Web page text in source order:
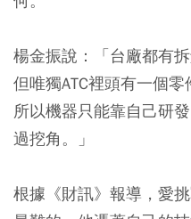
楊金振說：「台廠都有拆
但唯獨ATC裡頭有一個
所以機器只能靠自己研
過挖角。」
根據《財訊》報導，愛